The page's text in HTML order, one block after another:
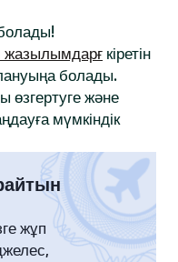
жазылымдарғ кіретін
болады.
өзгертуге және
мүмкіндік
жұп